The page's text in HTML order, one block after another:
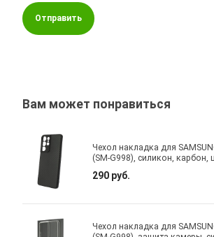
Отправить
Вам может понравиться
Чехол накладка для
(SM-G998), силикон, карбон,
290 руб.
Чехол накладка для